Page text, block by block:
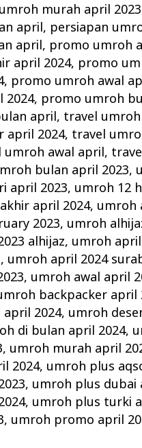
murah april 2023
april, persiapan
april, promo umroh
april 2024, promo
, promo umroh awal
2024, promo umroh
april, travel
april 2024, travel
umroh awal april,
bulan april 2023,
april 2023, umroh 12
april 2024, umroh
2023, umroh
alhijaz, umroh
, umroh april 2024
, umroh awal april
backpacker april
2024, umroh
di bulan april 2024,
, umroh murah april
2024, umroh plus
, umroh plus dubai
, umroh plus turki
, umroh promo april